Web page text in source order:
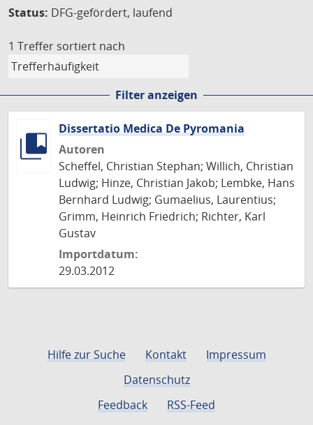
Status: DFG-gefördert, laufend
1 Treffer sortiert nach
Filter anzeigen
Dissertatio Medica De Pyromania
Autoren
Scheffel, Christian Stephan; Willich, Christian
Ludwig; Hinze, Christian Jakob; Lembke, Hans
Bernhard Ludwig; Gumaelius, Laurentius;
Grimm, Heinrich Friedrich; Richter, Karl
Gustav
Importdatum:
29.03.2012
Hilfe zur Suche Kontakt
Impressum
Datenschutz
Feedback
RSS-Feed